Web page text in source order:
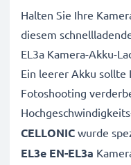
Halten Sie Ihre
diesem
EL3a Kamera-Akku-
Ein leerer Akku sollte
Fotoshooting
CELLONIC wurde
EL3e EN-EL3a